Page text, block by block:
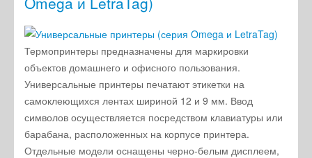
Термопринтеры предназначены для маркировки
объектов домашнего и офисного пользования.
Универсальные принтеры печатают этикетки на
самоклеющихся лентах шириной 12 и 9 мм. Ввод
символов осуществляется посредством клавиатуры или
барабана, расположенных на корпусе принтера.
Отдельные модели оснащены черно-белым дисплеем,